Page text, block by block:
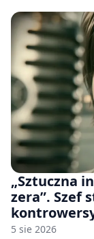
„Sztuczna
zera”. Szef
Stellar
5 sie 2026